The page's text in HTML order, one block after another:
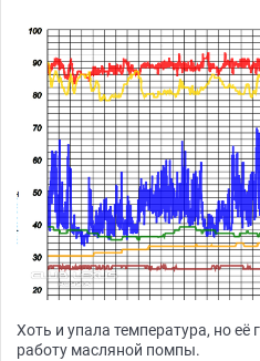
Хоть и упала температура, но
работу масляной помпы.